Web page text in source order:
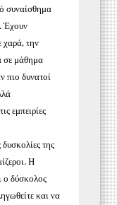
συναίσθημα
Έχουν
χαρά, την
σε μάθημα
πιο δυνατοί
εμπειρίες
της
Η
ο δύσκολος
και να